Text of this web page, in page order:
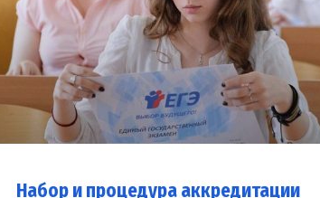
Набор и процедура аккредитации